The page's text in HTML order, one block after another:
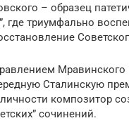
– образец
где триумфально
Мравинского
Сталинскую
композитор
сочинений.